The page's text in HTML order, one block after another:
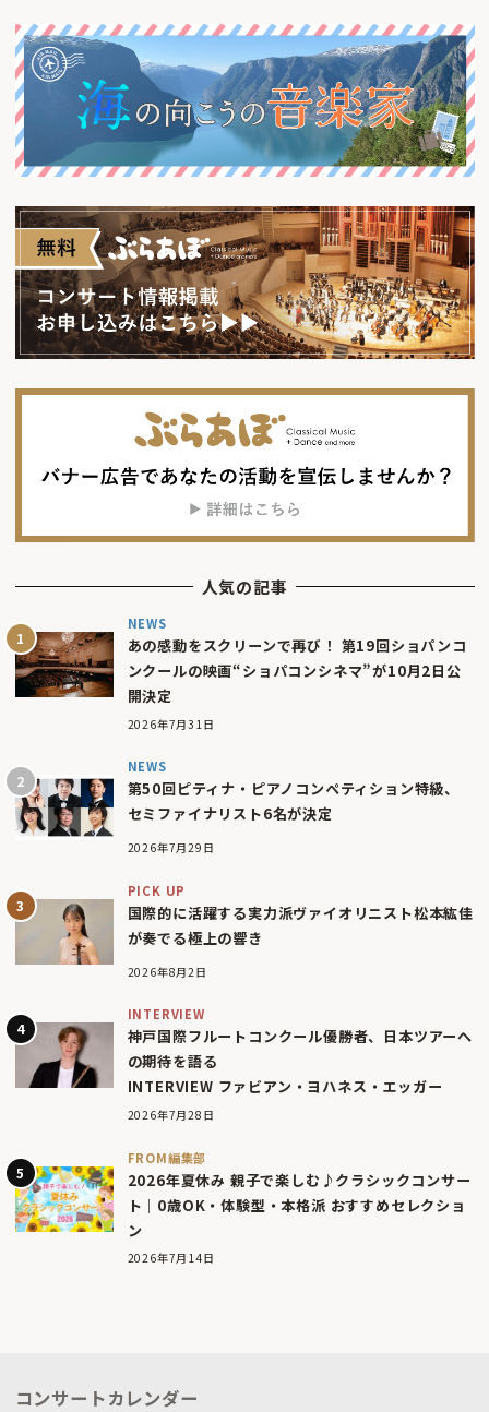
人気の記事
NEWS
あの感動をスクリーンで再び！ 第19回ショパンコ
ンクールの映画“ショパコンシネマ”が10月2日公
開決定
2026年7月31日
NEWS
第50回ピティナ・ピアノコンペティション特級、
セミファイナリスト6名が決定
2026年7月29日
PICK UP
国際的に活躍する実力派ヴァイオリニスト松本紘佳
が奏でる極上の響き
2026年8月2日
INTERVIEW
神戸国際フルートコンクール優勝者、日本ツアーへ
の期待を語る
INTERVIEW ファビアン・ヨハネス・エッガー
2026年7月28日
FROM編集部
2026年夏休み 親子で楽しむ♪クラシックコンサー
ト｜0歳OK・体験型・本格派 おすすめセレクショ
ン
2026年7月14日
コンサートカレンダー